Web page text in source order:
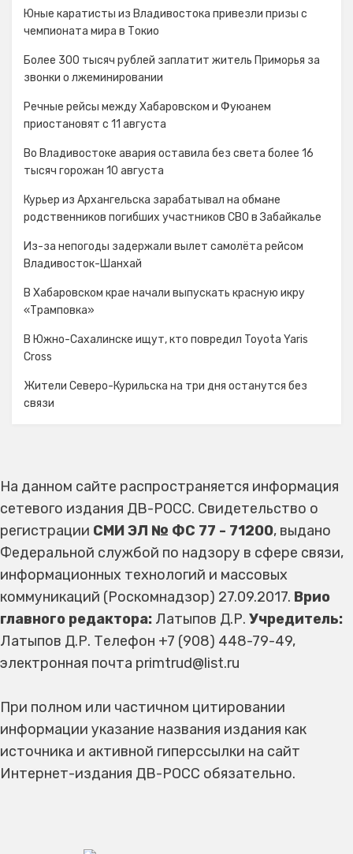
Юные каратисты из Владивостока привезли призы с
чемпионата мира в Токио
Более 300 тысяч рублей заплатит житель Приморья за
звонки о лжеминировании
Речные рейсы между Хабаровском и Фуюанем
приостановят с 11 августа
Во Владивостоке авария оставила без света более 16
тысяч горожан 10 августа
Курьер из Архангельска зарабатывал на обмане
родственников погибших участников СВО в Забайкалье
Из-за непогоды задержали вылет самолёта рейсом
Владивосток-Шанхай
В Хабаровском крае начали выпускать красную икру
«Трамповка»
В Южно-Сахалинске ищут, кто повредил Toyota Yaris
Cross
Жители Северо-Курильска на три дня останутся без
связи
На данном сайте распространяется информация
сетевого издания ДВ-РОСС. Свидетельство о
регистрации СМИ ЭЛ № ФС 77 - 71200, выдано
Федеральной службой по надзору в сфере связи,
информационных технологий и массовых
коммуникаций (Роскомнадзор) 27.09.2017. Врио
главного редактора: Латыпов Д.Р. Учредитель:
Латыпов Д.Р. Телефон +7 (908) 448-79-49,
электронная почта primtrud@list.ru
При полном или частичном цитировании
информации указание названия издания как
источника и активной гиперссылки на сайт
Интернет-издания ДВ-РОСС обязательно.